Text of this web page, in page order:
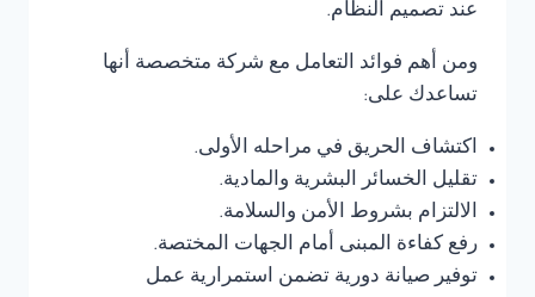
عند تصميم النظام.
ومن أهم فوائد التعامل مع شركة متخصصة أنها
تساعدك على:
اكتشاف الحريق في مراحله الأولى.
تقليل الخسائر البشرية والمادية.
الالتزام بشروط الأمن والسلامة.
رفع كفاءة المبنى أمام الجهات المختصة.
توفير صيانة دورية تضمن استمرارية عمل